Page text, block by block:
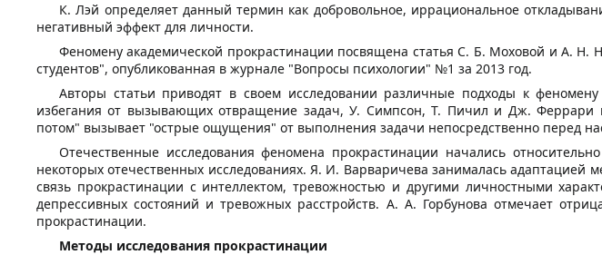
К. Лэй определяет данный термин как добровольное, иррациональное
негативный эффект для личности.
Феномену академической прокрастинации посвящена статья С. Б. Моховой и А.
студентов", опубликованная в журнале "Вопросы психологии" №1 за 2013 год.
Авторы статьи приводят в своем исследовании различные подходы к
избегания от вызывающих отвращение задач, У. Симпсон, Т. Пичил и Дж. Феррари
потом" вызывает "острые ощущения" от выполнения задачи непосредственно перед
Отечественные исследования феномена прокрастинации начались
некоторых отечественных исследованиях. Я. И. Варваричева занималась
связь прокрастинации с интеллектом, тревожностью и другими личностными
депрессивных состояний и тревожных расстройств. А. А. Горбунова отмечает
прокрастинации.
Методы исследования прокрастинации